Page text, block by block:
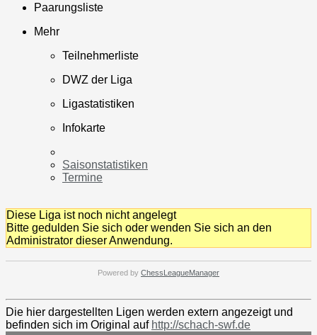
Paarungsliste
Mehr
Teilnehmerliste
DWZ der Liga
Ligastatistiken
Infokarte
Saisonstatistiken
Termine
Diese Liga ist noch nicht angelegt
Bitte gedulden Sie sich oder wenden Sie sich an den
Administrator dieser Anwendung.
Powered by ChessLeagueManager
Die hier dargestellten Ligen werden extern angezeigt und
befinden sich im Original auf http://schach-swf.de